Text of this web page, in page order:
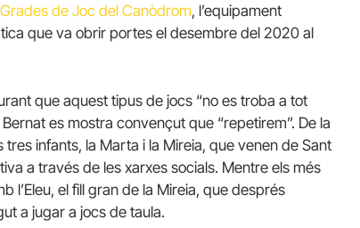
Grades de Joc del Canòdrom, l’equipament
que va obrir portes el desembre del 2020 al
que aquest tipus de jocs “no es troba a tot
es mostra convençut que “repetirem”. De la
tres infants, la Marta i la Mireia, que venen de Sant
a través de les xarxes socials. Mentre els més
l’Eleu, el fill gran de la Mireia, que després
a jugar a jocs de taula.